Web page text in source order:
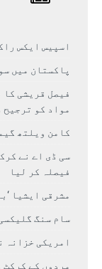
اسپیس ایکس
پاکستان میں سونے کی
فیصل قریشی
مواد کو ترجیح
کامن ویلتھ
سی ڈی اے نے
فیصلہ کر لیا
مشرقی ایشیا
سام سنگ گلیکسی ایس 27 الٹرا سے ایک
امریکی خزانہ